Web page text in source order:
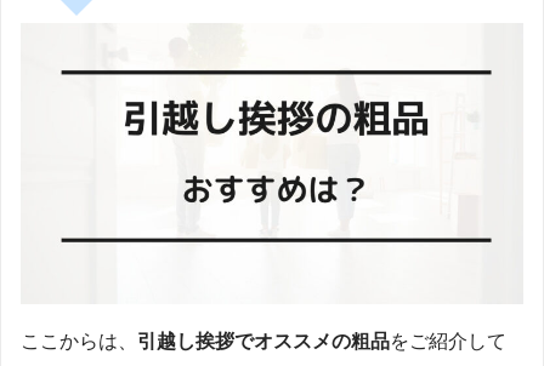
ここからは、 引越し挨拶でオススメの粗品をご紹介して